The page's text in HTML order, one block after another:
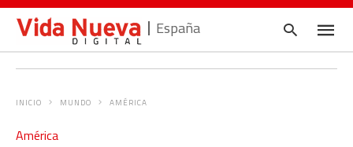
España
INICIO MUNDO AMÉRICA
América